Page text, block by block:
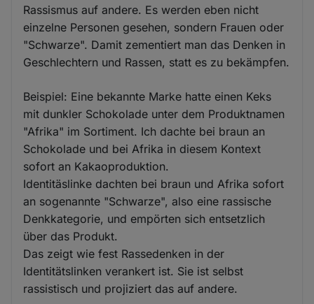
Rassismus auf andere. Es werden eben nicht
einzelne Personen gesehen, sondern Frauen oder
"Schwarze". Damit zementiert man das Denken in
Geschlechtern und Rassen, statt es zu bekämpfen.
Beispiel: Eine bekannte Marke hatte einen Keks
mit dunkler Schokolade unter dem Produktnamen
"Afrika" im Sortiment. Ich dachte bei braun an
Schokolade und bei Afrika in diesem Kontext
sofort an Kakaoproduktion.
Identitäslinke dachten bei braun und Afrika sofort
an sogenannte "Schwarze", also eine rassische
Denkkategorie, und empörten sich entsetzlich
über das Produkt.
Das zeigt wie fest Rassedenken in der
Identitätslinken verankert ist. Sie ist selbst
rassistisch und projiziert das auf andere.